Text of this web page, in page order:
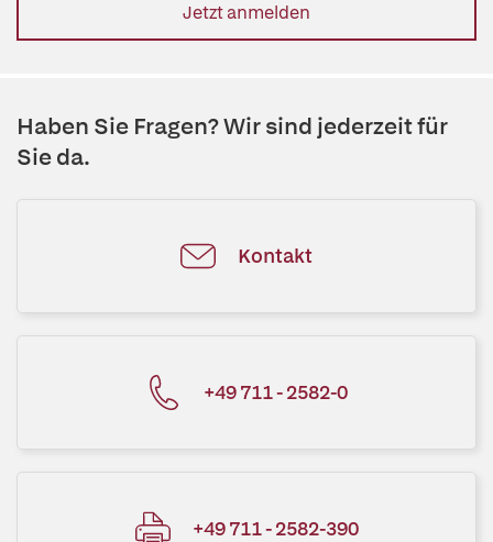
Jetzt anmelden
Haben Sie Fragen? Wir sind jederzeit für
Sie da.
Kontakt
+49 711 - 2582-0
+49 711 - 2582-390